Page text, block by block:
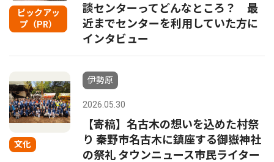
ピックアッ
プ（PR）
談センターってどんなところ？ 最
近までセンターを利用していた方に
インタビュー
文化
伊勢原
2026.05.30
【寄稿】名古木の想いを込めた村祭
り 秦野市名古木に鎮座する御嶽神社
の祭礼 タウンニュース市民ライター